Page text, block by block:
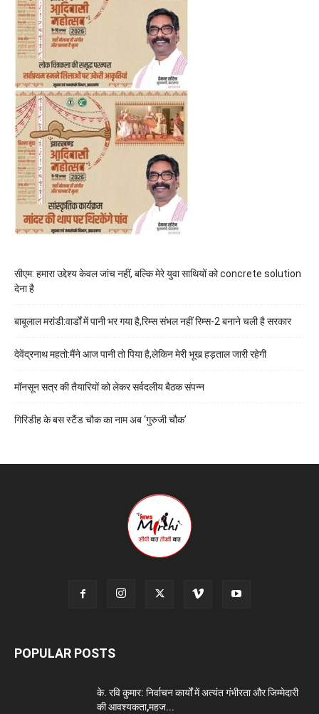
सीएम: हमारा उद्देश्य केवल जांच नहीं, बल्कि मेरे युवा साथियों को concrete solution
देना है
बाबूलाल मरांडी:वार्डों में पानी भर गया है,रिम्स संभल नहीं रिम्स-2 बनाने चली है सरकार
देवेंद्रनाथ महतो:मैंने आज पानी तो पिया है,लेकिन मेरी भूख हड़ताल जारी रहेगी
मॉनसून सत्र की तैयारियों को लेकर सर्वदलीय बैठक संपन्न
गिरिडीह के बस स्टैंड चौक का नाम अब ‘गुरुजी चौक’
POPULAR POSTS
के. रवि कुमार: निर्वाचन कार्यों में अत्यंत गंभीरता और जिम्मेदारी
की आवश्यकता,महज...